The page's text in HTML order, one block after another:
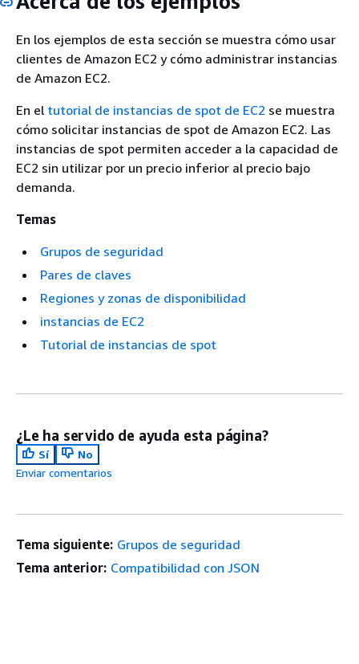
En los ejemplos de esta sección se muestra cómo usar
clientes de Amazon EC2 y cómo administrar instancias
de Amazon EC2.
En el tutorial de instancias de spot de EC2 se muestra
cómo solicitar instancias de spot de Amazon EC2. Las
instancias de spot permiten acceder a la capacidad de
EC2 sin utilizar por un precio inferior al precio bajo
demanda.
Temas
Grupos de seguridad
Pares de claves
Regiones y zonas de disponibilidad
instancias de EC2
Tutorial de instancias de spot
¿Le ha servido de ayuda esta página?
Sí
No
Enviar comentarios
Tema siguiente: Grupos de seguridad
Tema anterior: Compatibilidad con JSON